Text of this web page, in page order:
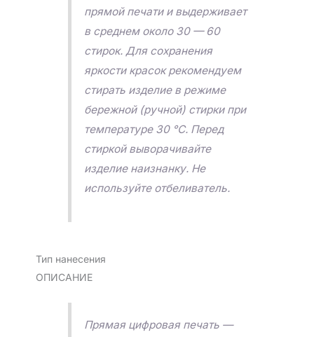
прямой печати и выдерживает
в среднем около 30 — 60
стирок. Для сохранения
яркости красок рекомендуем
стирать изделие в режиме
бережной (ручной) стирки при
температуре 30 °C. Перед
стиркой выворачивайте
изделие наизнанку. Не
используйте отбеливатель.
Тип нанесения
ОПИСАНИЕ
Прямая цифровая печать —